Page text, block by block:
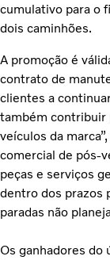
cumulativo para o
dois caminhões.
A promoção é
contrato de
clientes a
também contribuir
veículos da
comercial de pós-
peças e serviços
dentro dos prazos
paradas não
Os ganhadores